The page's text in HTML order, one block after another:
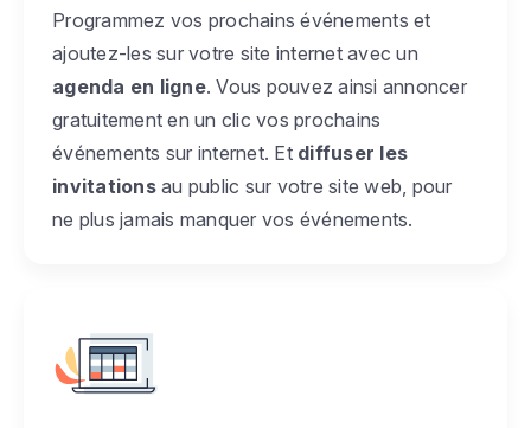
Programmez vos prochains événements et
ajoutez-les sur votre site internet avec un
agenda en ligne. Vous pouvez ainsi annoncer
gratuitement en un clic vos prochains
événements sur internet. Et diffuser les
invitationsau public sur votre site web, pour
ne plus jamais manquer vos événements.